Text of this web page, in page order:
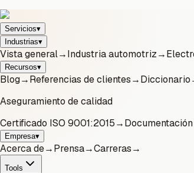
Servicios▾
Industrias▾
Vista general→Industria automotriz→
Recursos▾
Blog→Referencias de clientes→Diccionario
Aseguramiento de calidad
Certificado ISO 9001:2015→
Empresa▾
Acerca de→Prensa→Carreras→
Tools